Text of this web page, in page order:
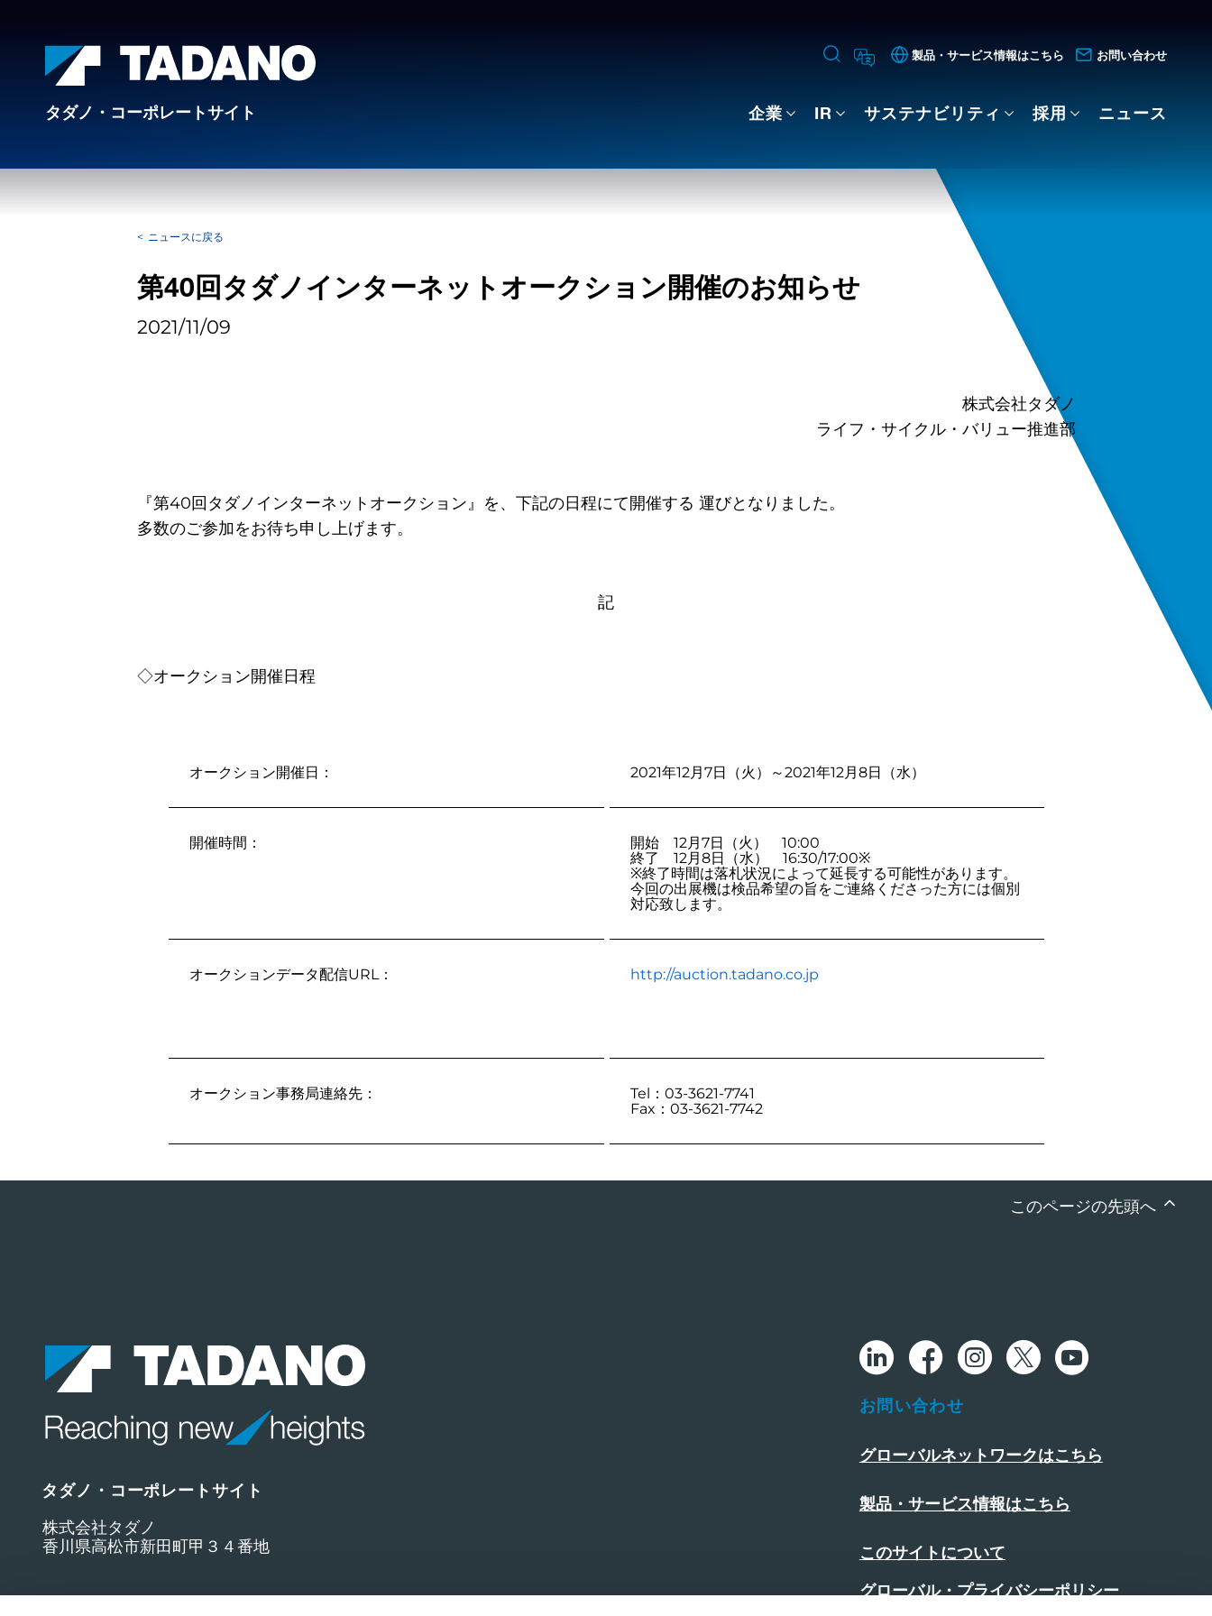
製品・サービス情報はこちら お問い合わせ
タダノ・コーポレートサイト 企業 IR サステナビリティ 採用 ニュース
ニュースに戻る
第40回タダノインターネットオークション開催のお知らせ
2021/11/09
株式会社タダノ
ライフ・サイクル・バリュー推進部
『第40回タダノインターネットオークション』を、下記の日程にて開催する 運びとなりました。
多数のご参加をお待ち申し上げます。
記
◇オークション開催日程
オークション開催日：
開催時間：
開始 12月7日（火） 10:00
終了 12月8日（水） 16:30/17:00※
※終了時間は落札状況によって延長する可能性があります。
今回の出展機は検品希望の旨をご連絡くださった方には個別
対応致します。
オークションデータ配信URL： http://auction.tadano.co.jp
オークション事務局連絡先：
Tel：03-3621-7741
Fax：03-3621-7742
このページの先頭へ
タダノ・コーポレートサイト
株式会社タダノ
香川県高松市新田町甲３４番地
お問い合わせ
グローバルネットワークはこちら
製品・サービス情報はこちら
このサイトについて
グローバル・プライバシーポリシー